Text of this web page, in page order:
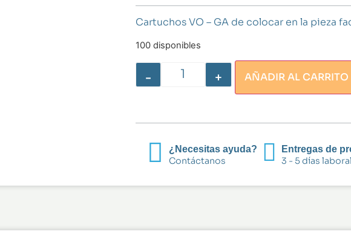
Cartuchos VO – GA de colocar en la pieza
100 disponibles
- + AÑADIR AL CARRITO
¿Necesitas ayuda?
Contáctanos
Entregas de
3 - 5 días